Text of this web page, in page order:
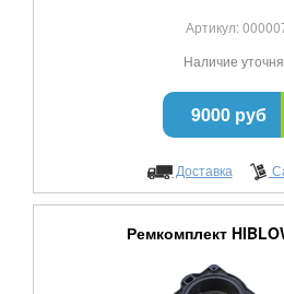
Артикул:
Наличие
9000 руб
Доставка
Ремкомплект